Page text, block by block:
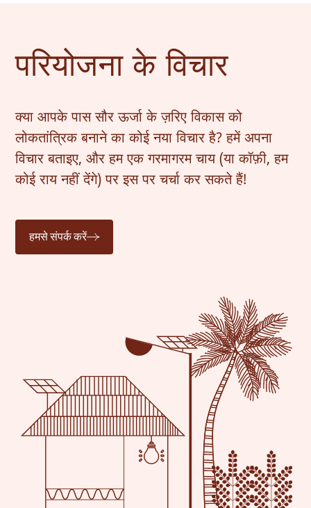
परियोजना के विचार
क्या आपके पास सौर ऊर्जा के ज़रिए विकास को
लोकतांत्रिक बनाने का कोई नया विचार है? हमें अपना
विचार बताइए, और हम एक गरमागरम चाय (या कॉफ़ी, हम
कोई राय नहीं देंगे) पर इस पर चर्चा कर सकते हैं!
हमसे संपर्क करें